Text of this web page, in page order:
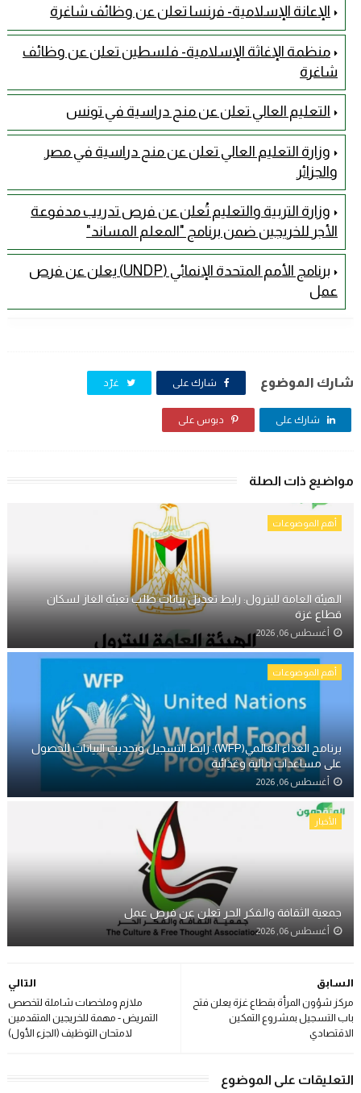
الإعانة الإسلامية- فرنسا تعلن عن وظائف شاغرة
منظمة الإغاثة الإسلامية- فلسطين تعلن عن وظائف
شاغرة
التعليم العالي تعلن عن منح دراسية في تونس
وزارة التعليم العالي تعلن عن منح دراسية في مصر
والجزائر
وزارة التربية والتعليم تُعلن عن فرص تدريب مدفوعة
الأجر للخريجين ضمن برنامج "المعلم المساند"
برنامج الأمم المتحدة الإنمائي (UNDP) يعلن عن فرص
عمل
شارك الموضوع شارك على غرّد
شارك على دبوس على
مواضيع ذات الصلة
أهم الموضوعات
الهيئة العامة للبترول: رابط تعديل بيانات طلب تعبئة الغاز لسكان
قطاع غزة
أغسطس 06, 2026
أهم الموضوعات
برنامج الغذاء العالمي(WFP): رابط التسجيل وتحديث البيانات للحصول
على مساعدات مالية وغذائية
أغسطس 06, 2026
الأخبار
جمعية الثقافة والفكر الحر تعلن عن فرص عمل
أغسطس 06, 2026
التالي
ملازم وملخصات شاملة لتخصص
التمريض - مهمة للخريجين المتقدمين
لامتحان التوظيف (الجزء الأول)
السابق
مركز شؤون المرأة بقطاع غزة يعلن فتح
باب التسجيل بمشروع التمكين
الاقتصادي
التعليقات على الموضوع